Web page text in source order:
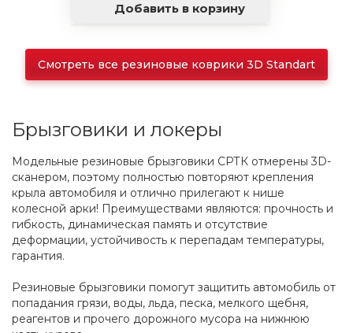
Добавить в корзину
Смотреть все резиновые коврики 3D Standart
Брызговики и локеры
Модельные резиновые брызговики СРТК отмерены 3D-
сканером, поэтому полностью повторяют крепления
крыла автомобиля и отлично прилегают к нише
колесной арки! Преимуществами являются: прочность и
гибкость, динамическая память и отсутствие
деформации, устойчивость к перепадам температуры,
гарантия.
Резиновые брызговики помогут защитить автомобиль от
попадания грязи, воды, льда, песка, мелкого щебня,
реагентов и прочего дорожного мусора на нижнюю